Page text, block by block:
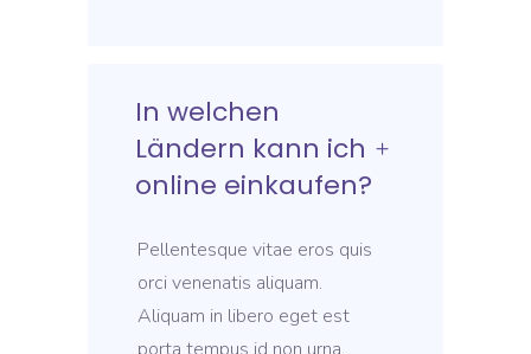
In welchen
Ländern kann ich
online einkaufen?
Pellentesque vitae eros quis
orci venenatis aliquam.
Aliquam in libero eget est